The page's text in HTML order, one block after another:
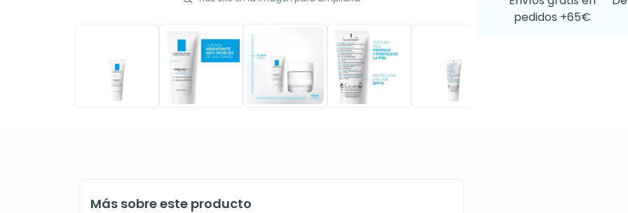
pedidos +65€
Más sobre este producto